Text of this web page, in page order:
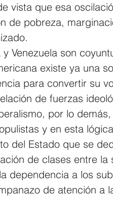
vista que esa
de pobreza,
Venezuela son
existe ya una
para convertir su
de fuerzas
por lo
y en esta
del Estado que se
de clases entre
dependencia a los
de atención a